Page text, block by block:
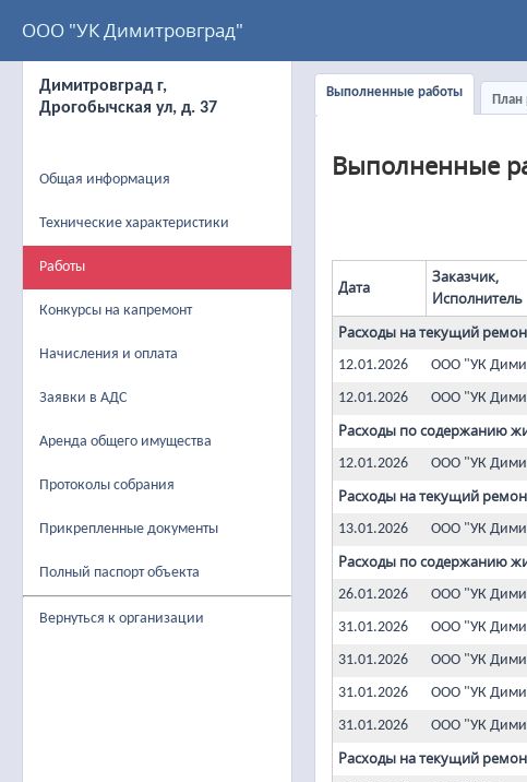
ООО "УК Димитровград"
Димитровград г,
Дрогобычская ул, д. 37
Общая информация
Технические характеристики
Работы
Конкурсы на капремонт
Начисления и оплата
Заявки в АДС
Аренда общего имущества
Протоколы собрания
Прикрепленные документы
Полный паспорт объекта
Вернуться к организации
Выполненные работы
План
Выполненные
Дата
Заказчик,
Исполнитель
Расходы на текущий
12.01.2026 ООО "УК
12.01.2026
ООО "УК
Расходы по содержанию
12.01.2026 ООО "УК
Расходы на текущий
13.01.2026 ООО "УК
Расходы по содержанию
26.01.2026 ООО "УК
31.01.2026
ООО "УК
31.01.2026
ООО "УК
31.01.2026
ООО "УК
31.01.2026
ООО "УК
Расходы на текущий